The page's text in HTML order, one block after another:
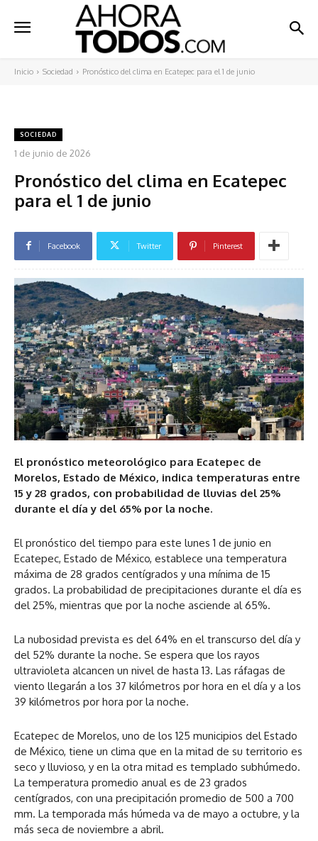
Inicio Sociedad Pronóstico del clima en Ecatepec para el 1 de junio
SOCIEDAD
1 de junio de 2026
Pronóstico del clima en Ecatepec
para el 1 de junio
Facebook Twitter Pinterest
El pronóstico meteorológico para Ecatepec de
Morelos, Estado de México, indica temperaturas entre
15 y 28 grados, con probabilidad de lluvias del 25%
durante el día y del 65% por la noche.
El pronóstico del tiempo para este lunes 1 de junio en
Ecatepec, Estado de México, establece una temperatura
máxima de 28 grados centígrados y una mínima de 15
grados. La probabilidad de precipitaciones durante el día es
del 25%, mientras que por la noche asciende al 65%.
La nubosidad prevista es del 64% en el transcurso del día y
del 52% durante la noche. Se espera que los rayos
ultravioleta alcancen un nivel de hasta 13. Las ráfagas de
viento llegarán a los 37 kilómetros por hora en el día y a los
39 kilómetros por hora por la noche.
Ecatepec de Morelos, uno de los 125 municipios del Estado
de México, tiene un clima que en la mitad de su territorio es
seco y lluvioso, y en la otra mitad es templado subhúmedo.
La temperatura promedio anual es de 23 grados
centígrados, con una precipitación promedio de 500 a 700
mm. La temporada más húmeda va de mayo a octubre, y la
más seca de noviembre a abril.